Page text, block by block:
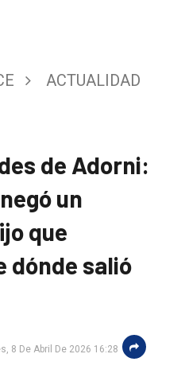
ACTUALIDAD
de Adorni:
un
que
dónde salió
8 De Abril De 2026 16:28